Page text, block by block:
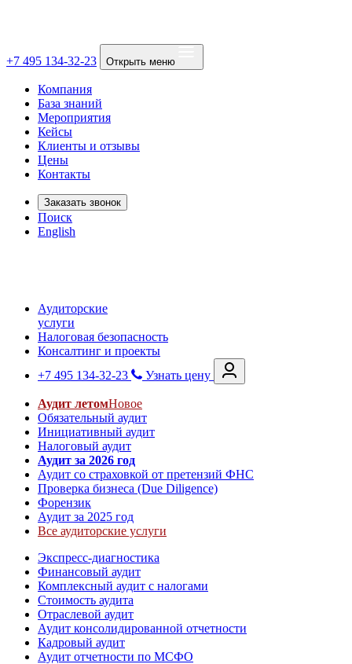
+7 495 134-32-23 Открыть меню
Компания
База знаний
Мероприятия
Кейсы
Клиенты и отзывы
Цены
Контакты
Заказать звонок
Поиск
English
Аудиторские
услуги
Налоговая безопасность
Консалтинг и проекты
+7 495 134-32-23
Узнать цену
Аудит летомНовое
Обязательный аудит
Инициативный аудит
Налоговый аудит
Аудит за 2026 год
Аудит со страховкой от претензий ФНС
Проверка бизнеса (Due Diligence)
Форензик
Аудит за 2025 год
Все аудиторские услуги
Экспресс-диагностика
Финансовый аудит
Комплексный аудит с налогами
Стоимость аудита
Отраслевой аудит
Аудит консолидированной отчетности
Кадровый аудит
Аудит отчетности по МСФО